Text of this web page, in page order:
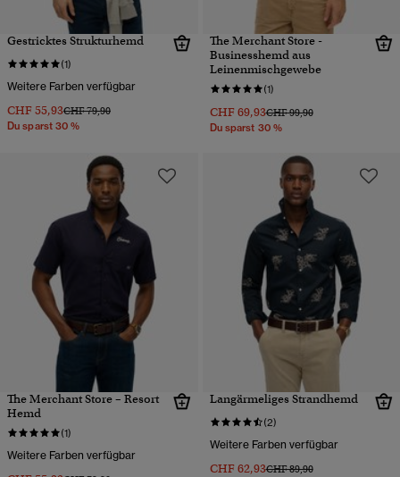
Gestricktes Strukturhemd
(1)
Weitere Farben verfügbar
CHF 55,93Preis wurde reduziert von
CHF 79,90bis
Du sparst 30 %
The Merchant Store -
Businesshemd aus
Leinenmischgewebe
(1)
CHF 69,93Preis wurde reduziert von
CHF 99,90bis
Du sparst 30 %
The Merchant Store – Resort
Hemd
(1)
Weitere Farben verfügbar
Langärmeliges Strandhemd
(2)
Weitere Farben verfügbar
CHF 62,93Preis wurde reduziert von
CHF 89,90bis